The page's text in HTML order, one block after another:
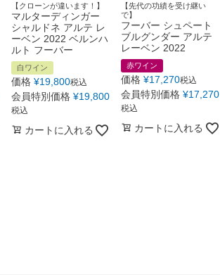
【クローンが違います！】
マルターディンガー
シャルドネ アルテ レ
ーベン 2022 ベルンハ
ルト フーバー
白ワイン
価格 ¥19,800税込
会員特別価格 ¥19,800
税込
カートに入れる
【先代の功績を受け継い
で】
フーバー シュペート
ブルグンダー アルテ
レーベン 2022
赤ワイン
価格 ¥17,270税込
会員特別価格 ¥17,270
税込
カートに入れる